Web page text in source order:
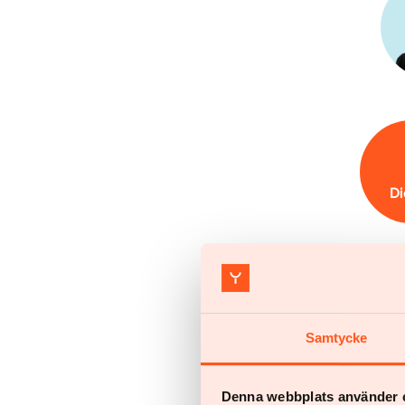
Samtycke
Denna webbplats använder